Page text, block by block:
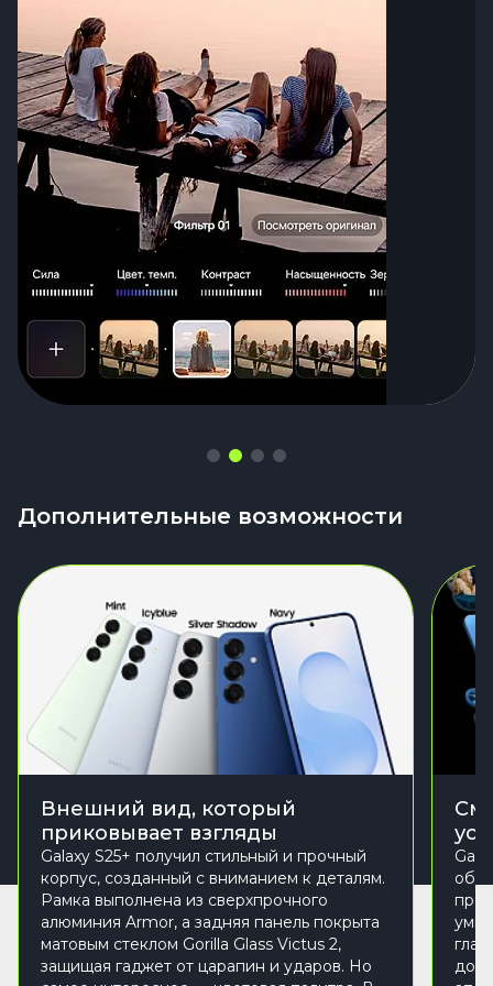
Дополнительные возможности
Внешний вид, который
приковывает взгляды
Galaxy S25+ получил стильный и прочный
корпус, созданный с вниманием к деталям.
Рамка выполнена из сверхпрочного
алюминия Armor, а задняя панель покрыта
матовым стеклом Gorilla Glass Victus 2,
защищая гаджет от царапин и ударов. Но